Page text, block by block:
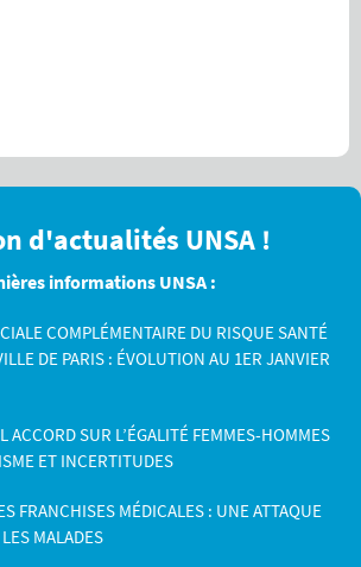
d'actualités UNSA !
informations UNSA :
COMPLÉMENTAIRE DU RISQUE SANTÉ
DE PARIS : ÉVOLUTION AU 1ER JANVIER
ACCORD SUR L’ÉGALITÉ FEMMES-HOMMES
ET INCERTITUDES
FRANCHISES MÉDICALES : UNE ATTAQUE
MALADES